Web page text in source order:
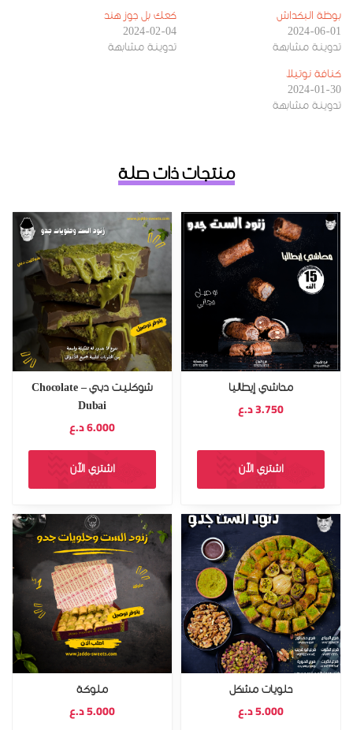
بوظة البكداش
2024-06-01
تدوينة مشابهة
كعك بل جوز هند
2024-02-04
تدوينة مشابهة
كنافة نوتيلا
2024-01-30
تدوينة مشابهة
منتجات ذات صلة
محاشي إيطاليا
3.750د.ع
اشتري الآن
شوكليت دبي – Chocolate
Dubai
6.000د.ع
اشتري الآن
حلويات مشكل
5.000د.ع
ملوكة
5.000د.ع